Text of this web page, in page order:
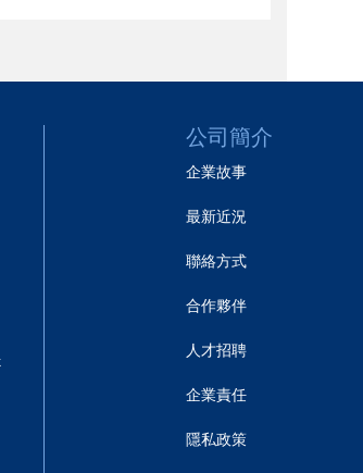
公司簡介
企業故事
最新近況
聯絡方式
合作夥伴
人才招聘
企業責任
隱私政策